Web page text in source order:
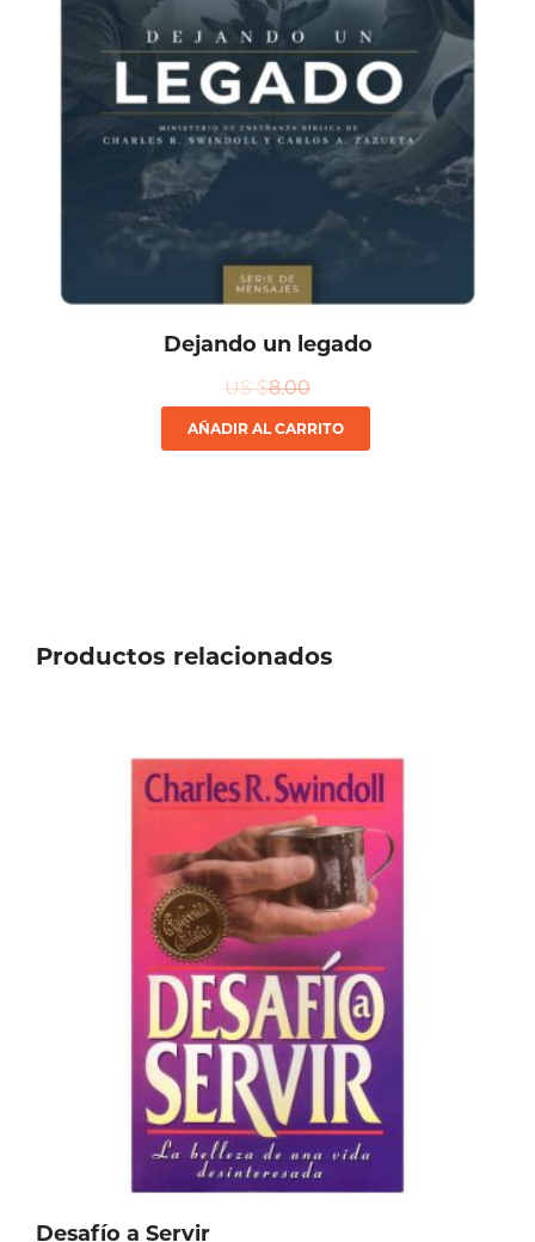
Dejando un legado
US $8.00
AÑADIR AL CARRITO
Productos relacionados
Desafío a Servir